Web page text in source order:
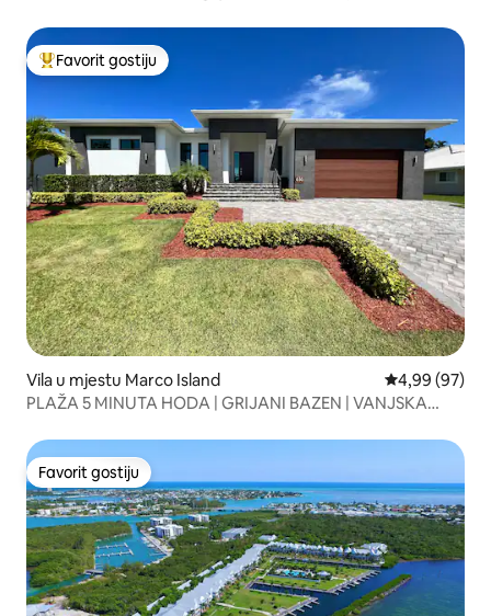
Glavni favorit gostiju
Favorit gostiju
Vila u mjestu Marco Island Prosječna
4,99 (97)
PLAŽA 5 MINUTA HODA | GRIJANI BAZEN | VANJSKA
Favorit gostiju
Favorit gostiju